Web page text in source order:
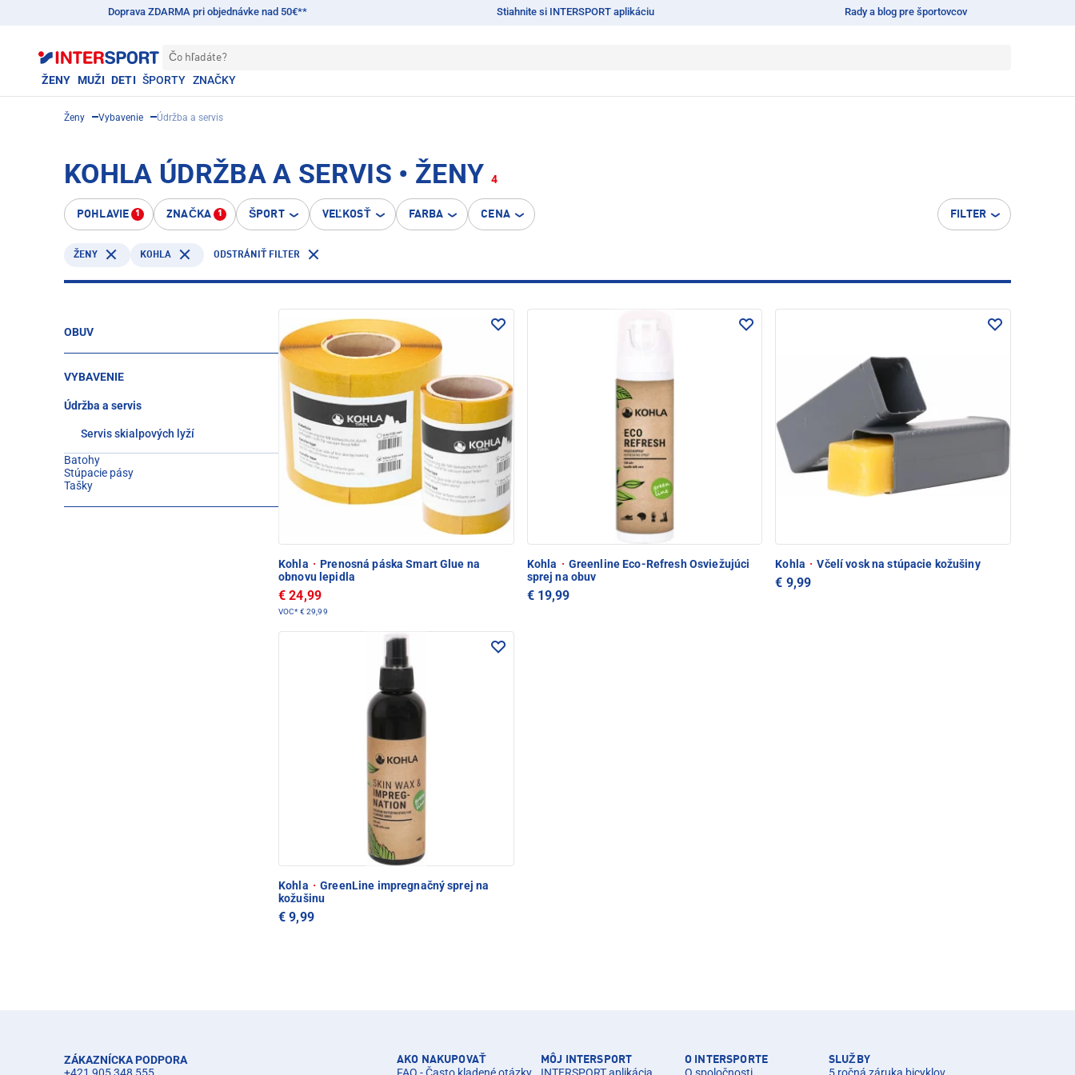
Doprava ZDARMA pri objednávke nad 50€** Stiahnite si INTERSPORT aplikáciu Rady a blog pre športovcov
Čo hľadáte?
ŽENY MUŽI DETI ŠPORTY ZNAČKY
Ženy Vybavenie Údržba a servis
KOHLA ÚDRŽBA A SERVIS • ŽENY 4
POHLAVIE 1 ZNAČKA 1 ŠPORT VEĽKOSŤ FARBA CENA FILTER
ŽENY KOHLA ODSTRÁNIŤ FILTER
OBUV
VYBAVENIE
Údržba a servis
Servis skialpových lyží
Batohy
Stúpacie pásy
Tašky
Kohla · Prenosná páska Smart Glue na
obnovu lepidla
€ 24,99
VOC* € 29,99
Kohla · Greenline Eco-Refresh Osviežujúci
sprej na obuv
€ 19,99
Kohla · Včelí vosk na stúpacie kožušiny
€ 9,99
Kohla · GreenLine impregnačný sprej na
kožušinu
€ 9,99
ZÁKAZNÍCKA PODPORA
AKO NAKUPOVAŤ MÔJ INTERSPORT O INTERSPORTE SLUŽBY